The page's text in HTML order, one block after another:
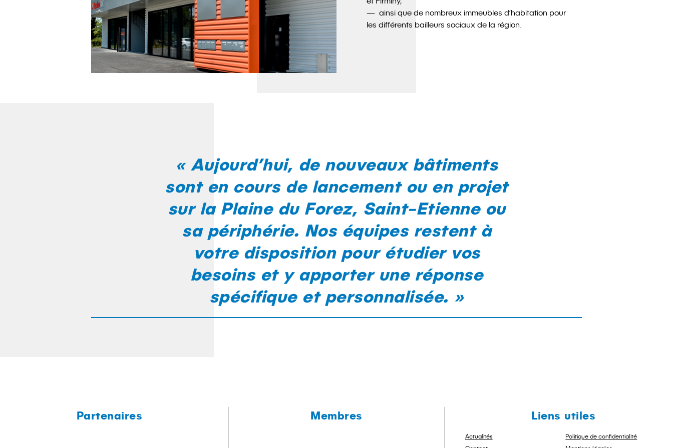
ainsi que de nombreux immeubles d’habitation pour
les différents bailleurs sociaux de la région.
« Aujourd’hui, de nouveaux bâtiments
sont en cours de lancement ou en projet
sur la Plaine du Forez, Saint-Etienne ou
sa périphérie. Nos équipes restent à
votre disposition pour étudier vos
besoins et y apporter une réponse
spécifique et personnalisée. »
Partenaires Membres Liens utiles
Actualités
Politique de confidentialité